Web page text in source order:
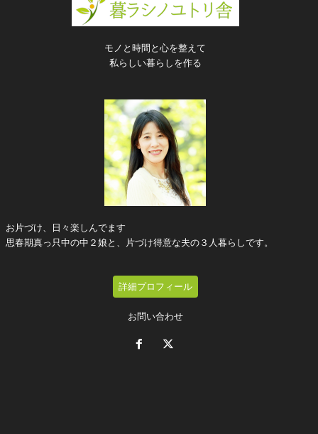
モノと時間と心を整えて
私らしい暮らしを作る
お片づけ、日々楽しんでます
思春期真っ只中の中２娘と、片づけ得意な夫の３人暮らしです。
詳細プロフィール
お問い合わせ